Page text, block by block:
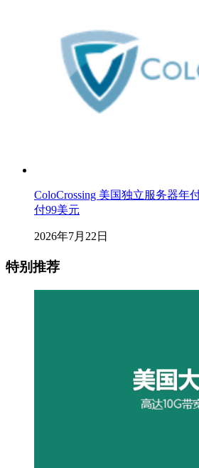
ColoCrossing 美国独立服务器年
付99美元
2026年7月22日
特别推荐